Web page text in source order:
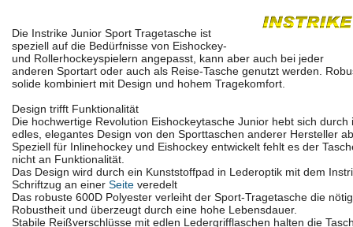
Die Instrike Junior Sport Tragetasche ist
speziell auf die Bedürfnisse von Eishockey-
und Rollerhockeyspielern angepasst, kann aber auch bei jeder
anderen Sportart oder auch als Reise-Tasche genutzt werden.
solide kombiniert mit Design und hohem Tragekomfort.
Design trifft Funktionalität
Die hochwertige Revolution Eishockeytasche Junior hebt sich durch
edles, elegantes Design von den Sporttaschen anderer Hersteller
Speziell für Inlinehockey und Eishockey entwickelt fehlt es der
nicht an Funktionalität.
Das Design wird durch ein Kunststoffpad in Lederoptik mit dem
Schriftzug an einer Seite veredelt
Das robuste 600D Polyester verleiht der Sport-Tragetasche die
Robustheit und überzeugt durch eine hohe Lebensdauer.
Stabile Reißverschlüsse mit edlen Ledergrifflaschen halten die